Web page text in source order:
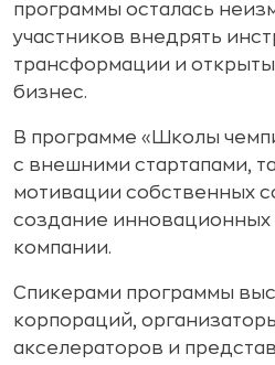
программы осталась
участников внедрять
трансформации и
бизнес.
В программе «Школы
с внешними стартапами,
мотивации собственных
создание инновационных
компании.
Спикерами программы
корпораций,
акселераторов и